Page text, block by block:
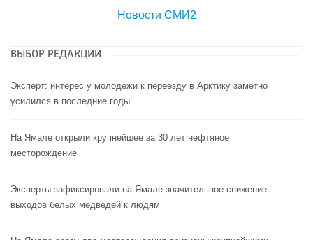
Новости СМИ2
ВЫБОР РЕДАКЦИИ
Эксперт: интерес у молодежи к переезду в Арктику заметно
усилился в последние годы
На Ямале открыли крупнейшее за 30 лет нефтяное
месторождение
Эксперты зафиксировали на Ямале значительное снижение
выходов белых медведей к людям